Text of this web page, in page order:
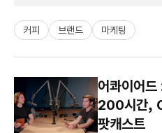
커피 브랜드 마케팅
어콰이어드
200시간,
팟캐스트